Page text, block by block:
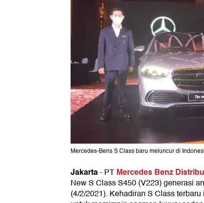
Mercedes-Bens S Class baru meluncur di
Jakarta-PTMercedes Benz
New S Class S450 (V223) generasi
(4/2/2021). Kehadiran S Class